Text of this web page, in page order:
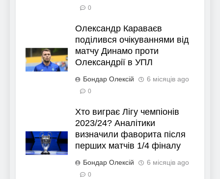
0
Олександр Караваєв
поділився очікуваннями від
матчу Динамо проти
Олександрії в УПЛ
Бондар Олексій 6 місяців ago
0
Хто виграє Лігу чемпіонів
2023/24? Аналітики
визначили фаворита після
перших матчів 1/4 фіналу
Бондар Олексій 6 місяців ago
0